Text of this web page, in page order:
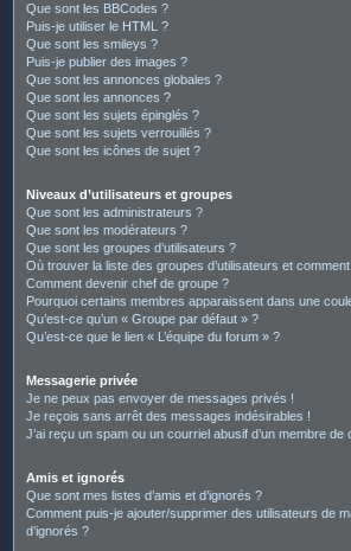
Que sont les BBCodes ?
Puis-je utiliser le HTML ?
Que sont les smileys ?
Puis-je publier des images ?
Que sont les annonces globales ?
Que sont les annonces ?
Que sont les sujets épinglés ?
Que sont les sujets verrouillés ?
Que sont les icônes de sujet ?
Niveaux d’utilisateurs et groupes
Que sont les administrateurs ?
Que sont les modérateurs ?
Que sont les groupes d’utilisateurs ?
Où trouver la liste des groupes d’utilisateurs et
Comment devenir chef de groupe ?
Pourquoi certains membres apparaissent dans une
Qu’est-ce qu’un « Groupe par défaut » ?
Qu’est-ce que le lien « L’équipe du forum » ?
Messagerie privée
Je ne peux pas envoyer de messages privés !
Je reçois sans arrêt des messages indésirables !
J’ai reçu un spam ou un courriel abusif d’un membre de
Amis et ignorés
Que sont mes listes d’amis et d’ignorés ?
Comment puis-je ajouter/supprimer des utilisateurs de
d’ignorés ?